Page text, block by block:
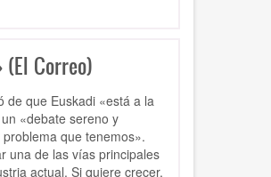
Correo)
de que Euskadi «está a la
«debate sereno y
que tenemos».
una de las vías principales
actual. Si quiere crecer,